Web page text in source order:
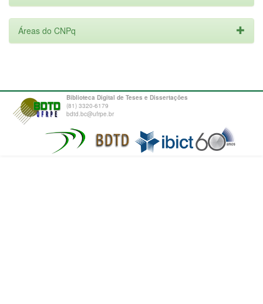
Áreas do CNPq
Biblioteca Digital de Teses e Dissertações
(81) 3320-6179
bdtd.bc@ufrpe.br